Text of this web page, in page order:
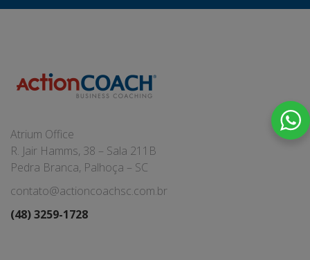
Atrium Office
R. Jair Hamms, 38 – Sala 211B
Pedra Branca, Palhoça – SC
contato@actioncoachsc.com.br
(48) 3259-1728